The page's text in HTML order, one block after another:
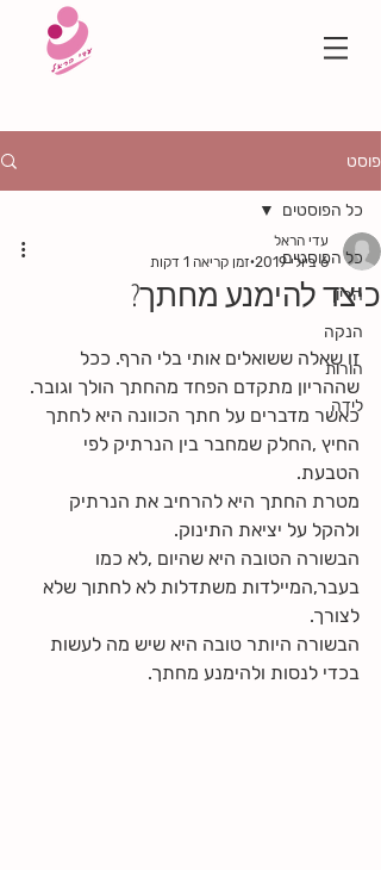
פוסט
כל הפוסטים
הריון
הנקה
הורות
לידה
כל הפוסטים
כיצד להימנע מחתך?
עדי הראל
6 ביולי 2019
זמן קריאה 1 דקות
זו שאלה ששואלים אותי בלי הרף. ככל
שההריון מתקדם הפחד מהחתך הולך וגובר.
כאשר מדברים על חתך הכוונה היא לחתך
החיץ ,החלק שמחבר בין הנרתיק לפי
הטבעת.
מטרת החתך היא להרחיב את הנרתיק
ולהקל על יציאת התינוק.
הבשורה הטובה היא שהיום ,לא כמו
בעבר,המיילדות משתדלות לא לחתוך שלא
לצורך.
הבשורה היותר טובה היא שיש מה לעשות
בכדי לנסות ולהימנע מחתך.